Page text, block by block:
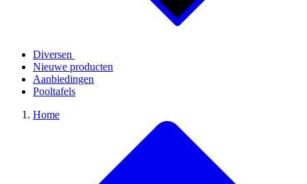
Diversen
Nieuwe producten
Aanbiedingen
Pooltafels
Home